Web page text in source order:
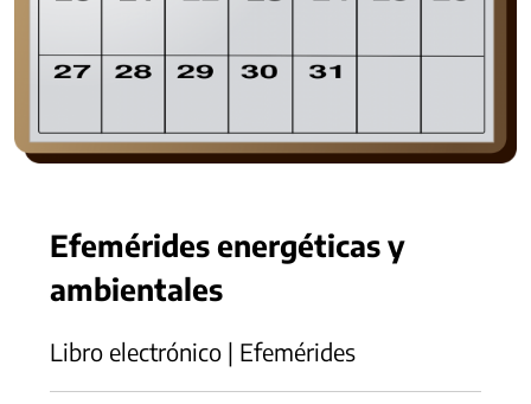
Efemérides energéticas y
ambientales
Libro electrónico | Efemérides